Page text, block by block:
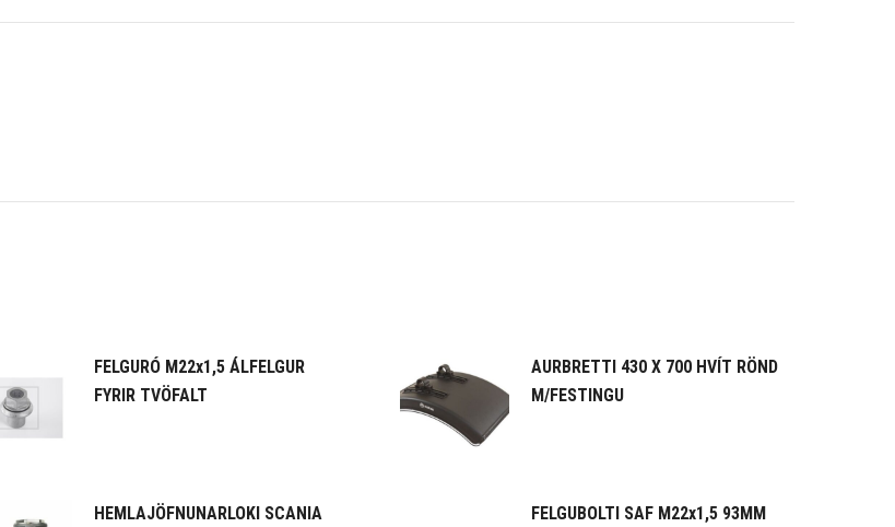
FELGURÓ M22x1,5 ÁLFELGUR
FYRIR TVÖFALT
AURBRETTI 430 X 700 HVÍT RÖND
M/FESTINGU
HEMLAJÖFNUNARLOKI SCANIA
FELGUBOLTI SAF M22x1,5 93MM